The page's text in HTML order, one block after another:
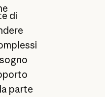
di
parte